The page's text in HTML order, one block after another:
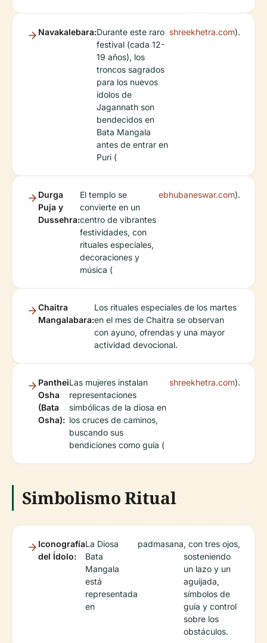
Navakalebara:Durante este raro
festival (cada 12-
19 años), los
troncos sagrados
para los nuevos
ídolos de
Jagannath son
bendecidos en
Bata Mangala
antes de entrar en
Puri (
shreekhetra.com).
Durga
Puja y
Dussehra:
El templo se
convierte en un
centro de vibrantes
festividades, con
rituales especiales,
decoraciones y
música (
ebhubaneswar.com).
Chaitra
Mangalabara:
Los rituales especiales de los martes
en el mes de Chaitra se observan
con ayuno, ofrendas y una mayor
actividad devocional.
Panthei
Osha
(Bata
Osha):
Las mujeres instalan
representaciones
simbólicas de la diosa en
los cruces de caminos,
buscando sus
bendiciones como guía (
shreekhetra.com).
Simbolismo Ritual
Iconografía
del Ídolo:
La Diosa
Bata
Mangala
está
representada
en
padmasana, con tres ojos,
sosteniendo
un lazo y un
aguijada,
símbolos de
guía y control
sobre los
obstáculos.